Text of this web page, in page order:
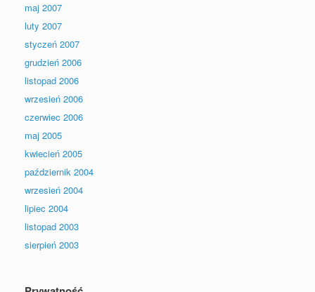
maj 2007
luty 2007
styczeń 2007
grudzień 2006
listopad 2006
wrzesień 2006
czerwiec 2006
maj 2005
kwiecień 2005
październik 2004
wrzesień 2004
lipiec 2004
listopad 2003
sierpień 2003